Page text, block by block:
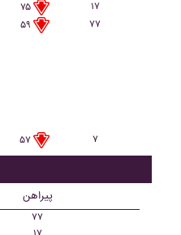
۷۵
۱۷
۵۹
۷۷
۵۷ ۷
پیراهن
۷۷